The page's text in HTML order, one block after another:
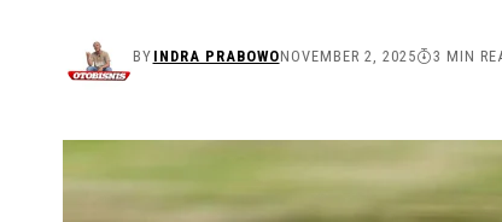
BY INDRA PRABOWONOVEMBER 2, 2025 3 MIN